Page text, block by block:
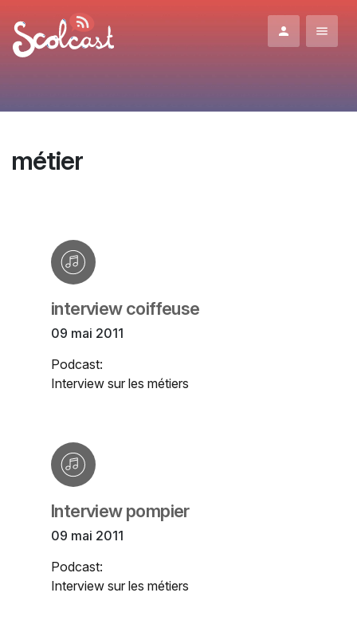
métier
interview coiffeuse
09 mai 2011
Podcast:
Interview sur les métiers
Interview pompier
09 mai 2011
Podcast:
Interview sur les métiers